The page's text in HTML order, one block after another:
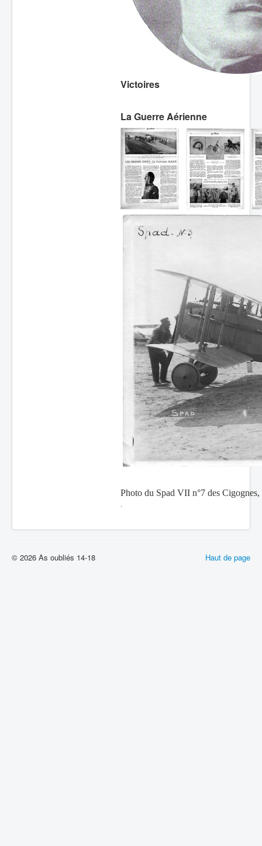
Victoires
La Guerre Aérienne
Photo du Spad VII n°7 des
.
Haut de page
© 2026 As oubliés 14-18